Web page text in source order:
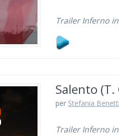
Trailer Inferno
Salento (T.
per Stefania Benetti
Trailer Inferno